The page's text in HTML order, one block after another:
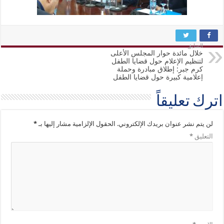
السابق
خلال مائدة حوار المجلس الأعلى
لتنظيم الإعلام حول قضايا الطفل
كرم جبر: إطلاق مبادرة وحملة
إعلامية كبيرة حول قضايا الطفل
اترك تعليقاً
لن يتم نشر عنوان بريدك الإلكتروني. الحقول الإلزامية مشار إليها بـ*
التعليق*